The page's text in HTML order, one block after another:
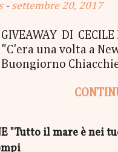
- settembre 20, 2017
GIVEAWAY DI CECILE
"C'era una volta a
Buongiorno
lanciamo il SUPER
05 Ottobre di "C'era
"Tutto il mare è nei